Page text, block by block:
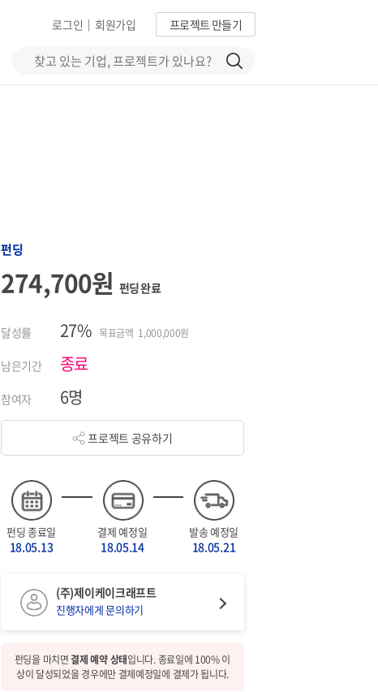
프로젝트 만들기
회원가입
|
로그인
펀딩
274,700원 펀딩 완료
달성률 27% 목표금액 1,000,000원
남은기간 종료
참여자 6명
프로젝트 공유하기
펀딩 종료일
18.05.13
결제 예정일
18.05.14
발송 예정일
18.05.21
(주)제이케이크래프트
진행자에게 문의하기
펀딩을 마치면결제 예약 상태입니다. 종료일에 100% 이
상이 달성되었을 경우에만 결제예정일에 결제가 됩니다.